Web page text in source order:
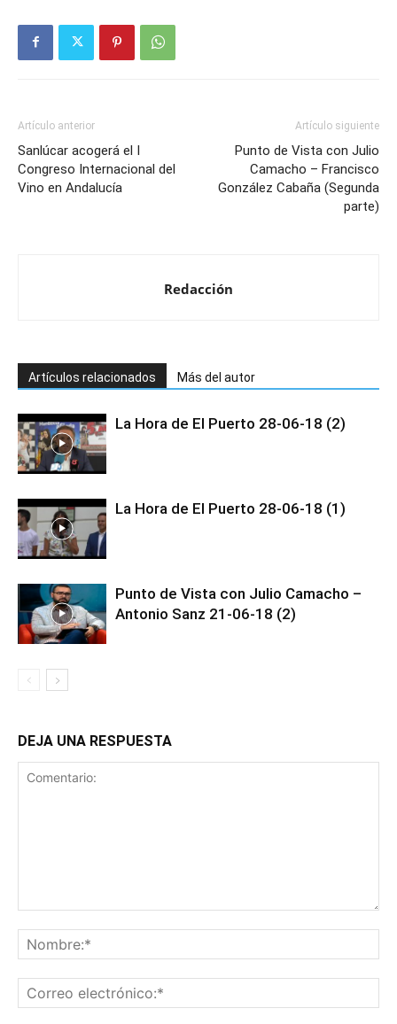
Artículo anterior
Sanlúcar acogerá el I
Congreso Internacional del
Vino en Andalucía
Artículo siguiente
Punto de Vista con Julio
Camacho – Francisco
González Cabaña (Segunda
parte)
Redacción
Artículos relacionados Más del autor
La Hora de El Puerto 28-06-18 (2)
La Hora de El Puerto 28-06-18 (1)
Punto de Vista con Julio Camacho –
Antonio Sanz 21-06-18 (2)
DEJA UNA RESPUESTA